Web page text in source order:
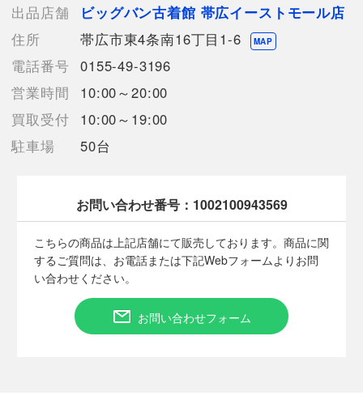
【使用予定配送業者】佐川急便 飛脚宅配便60サイズ
【こちらの商品は在庫連動システムを導入し、店頭や他ネットシ
ョップと併売を行なっておりますが、
タイミングによりシステムの反映が間に合わず欠品となってしま
う場合がございます。
売切れの場合は、ご購入をキャンセルさせていただく場合がござ
います。】
目立った汚れは見受けられません。
サイズは平置きでの計測となっております。
商品画像に関しては出来る限り忠実に表示出来るよう努めており
ますが、実際の商品と比較し色味に若干の誤差が生じる場合があ
りますこと予めご了承ください。
店頭との併売商品のため、記載に無い細かなキズ、汚れが見受け
られるなど多少商品状態が変化する場合がございます。
出品店舗
ビッグバン古着館 帯広イーストモール店
住所
帯広市東4条南16丁目1-6 MAP
電話番号 0155-49-3196
営業時間
10:00～20:00
買取受付
10:00～19:00
駐車場
50台
お問い合わせ番号： 1002100943569
こちらの商品は上記店舗にて販売しております。商品に関
するご質問は、お電話または下記Webフォームよりお問
い合わせください。
お問い合わせフォーム